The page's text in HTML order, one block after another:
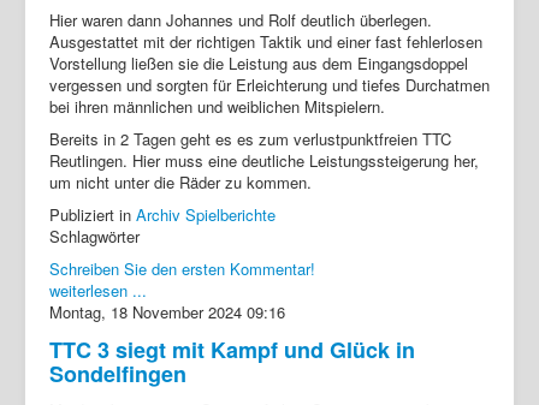
Hier waren dann Johannes und Rolf deutlich überlegen.
Ausgestattet mit der richtigen Taktik und einer fast fehlerlosen
Vorstellung ließen sie die Leistung aus dem Eingangsdoppel
vergessen und sorgten für Erleichterung und tiefes Durchatmen
bei ihren männlichen und weiblichen Mitspielern.
Bereits in 2 Tagen geht es es zum verlustpunktfreien TTC
Reutlingen. Hier muss eine deutliche Leistungssteigerung her,
um nicht unter die Räder zu kommen.
Publiziert in Archiv Spielberichte
Schlagwörter
Schreiben Sie den ersten Kommentar!
weiterlesen ...
Montag, 18 November 2024 09:16
TTC 3 siegt mit Kampf und Glück in
Sondelfingen